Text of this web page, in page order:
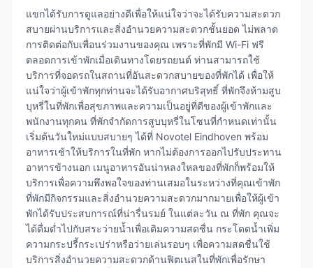
แขกได้รับการดูแลอย่างดีเพื่อให้แน่ใจว่าจะได้รับความสะดวก
สบายผ่านบริการและสิ่งอำนวยความสะดวกชั้นยอด ไม่พลาด
การติดต่อกับเพื่อนร่วมงานของคุณ เพราะที่พักมี Wi-Fi ฟรี
ตลอดการเข้าพักเมื่อเดินทางโดยรถยนต์ ท่านสามารถใช้
บริการที่จอดรถในสถานที่อันสะดวกสบายของที่พักได้ เพื่อให้
แน่ใจว่าผู้เข้าพักทุกท่านจะได้รับอากาศบริสุทธิ์ ที่พักจึงห้ามสูบ
บุหรี่ในที่พักเพื่อสุขภาพและความเป็นอยู่ที่ดีของผู้เข้าพักและ
พนักงานทุกคน ที่พักจำกัดการสูบบุหรี่ในโซนที่กำหนดเท่านั้น
เริ่มต้นวันใหม่แบบสบายๆ ได้ที่ Novotel Eindhoven พร้อม
อาหารเช้าให้บริการในที่พัก หากไม่ต้องการออกไปรับประทาน
อาหารข้างนอก เมนูอาหารอันน่าหลงใหลของที่พักก็พร้อมให้
บริการเพื่อความพึงพอใจของท่านเสมอในระหว่างที่คุณเข้าพัก
ที่พักมีกิจกรรมและสิ่งอำนวยความสะดวกมากมายเพื่อให้ผู้เข้า
พักได้รับประสบการณ์ที่น่ารื่นรมย์ ในแต่ละวัน ณ ที่พัก คุณจะ
ได้ดื่มด่ำไปกับสระว่ายน้ำเพื่อเติมความสดชื่น กระโดดน้ำเพิ่ม
ความกระปรี้กระเปร่าหรือว่ายเล่นรอบๆ เพื่อความสดชื่นใช้
บริการสิ่งอำนวยความสะดวกด้านฟิตเนสในที่พักเพื่อรักษา